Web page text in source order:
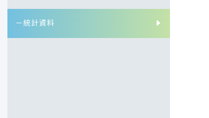
－統計資料